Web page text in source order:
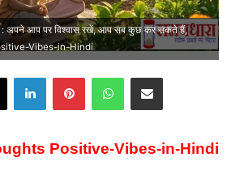
अपने आप पर विश्वास रखें, आप सब कुछ कर सकते हैं,
Vibes-in-Hindi
Positive-Vibes-in-Hindi